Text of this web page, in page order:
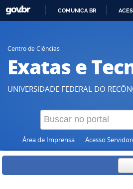
COMUNICA BR
Centro de Ciências
Exatas e
UNIVERSIDADE FEDERAL DO
Área de Imprensa Acesso